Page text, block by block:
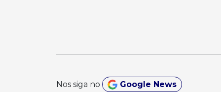
Nos siga no Google News